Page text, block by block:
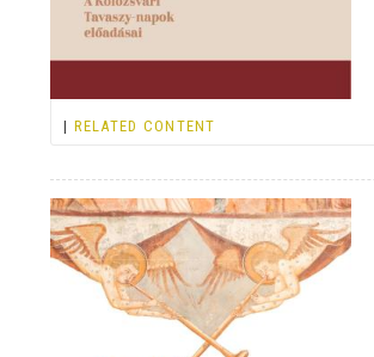
| RELATED CONTENT